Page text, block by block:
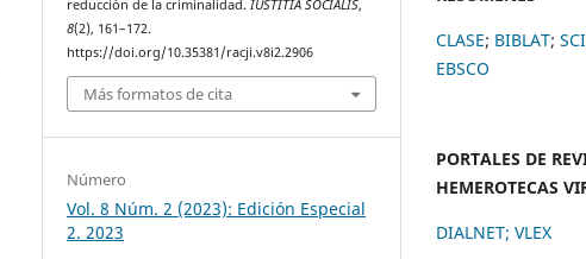
reducción de la criminalidad.IUSTITIA SOCIALIS,
8(2), 161–172.
https://doi.org/10.35381/racji.v8i2.2906
Más formatos de cita
Número
Vol. 8 Núm. 2 (2023): Edición Especial
2. 2023
CLASE; BIBLAT;
EBSCO
PORTALES DE
HEMEROTECAS
DIALNET; VLEX